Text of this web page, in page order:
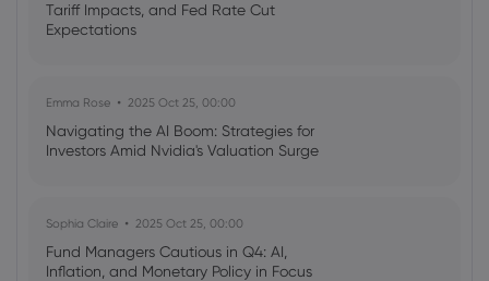
Tariff Impacts, and Fed Rate Cut
Expectations
Emma Rose 2025 Oct 25, 00:00
Navigating the AI Boom: Strategies for
Investors Amid Nvidia's Valuation Surge
Sophia Claire 2025 Oct 25, 00:00
Fund Managers Cautious in Q4: AI,
Inflation, and Monetary Policy in Focus